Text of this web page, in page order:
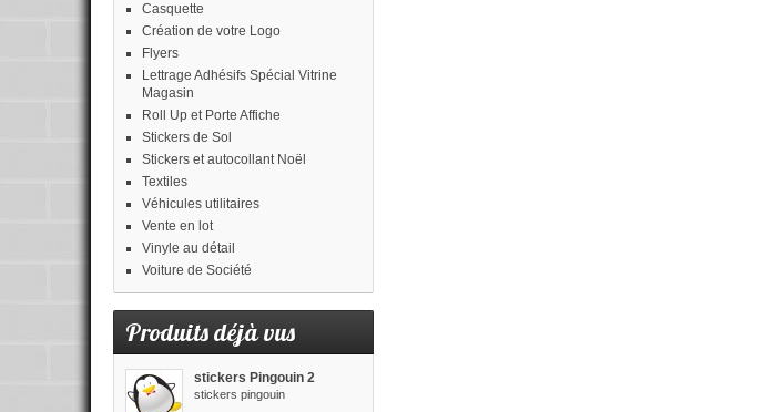
Casquette
Création de votre Logo
Flyers
Lettrage Adhésifs Spécial Vitrine
Magasin
Roll Up et Porte Affiche
Stickers de Sol
Stickers et autocollant Noël
Textiles
Véhicules utilitaires
Vente en lot
Vinyle au détail
Voiture de Société
Produits déjà vus
stickers Pingouin 2
stickers pingouin